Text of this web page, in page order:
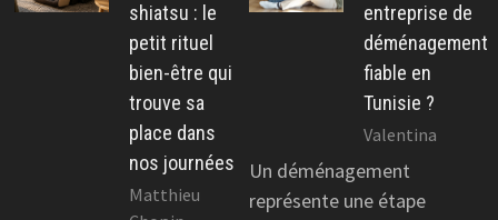
shiatsu : le
petit rituel
bien-être qui
trouve sa
place dans
nos journées
Matthieu
entreprise de
déménagement
fiable en
Tunisie ?
Valentina
Un déménagement
représente une étape